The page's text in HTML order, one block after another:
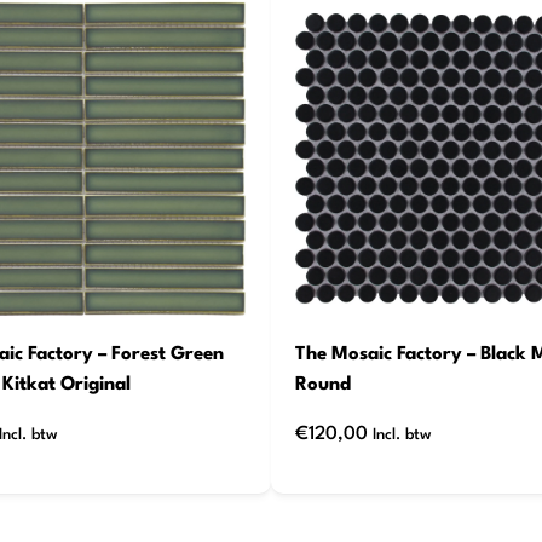
Factory – Forest Green
Kitkat Original
Incl. btw
The Mosaic Factory – Black
Round
€120,00 Incl. btw